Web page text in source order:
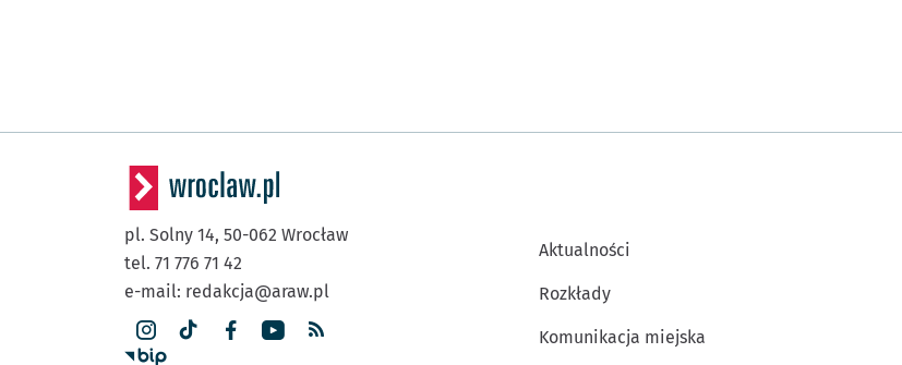
pl. Solny 14, 50-062 Wrocław
tel. 71 776 71 42
e-mail: redakcja@araw.pl
Aktualności
Rozkłady
Komunikacja miejska